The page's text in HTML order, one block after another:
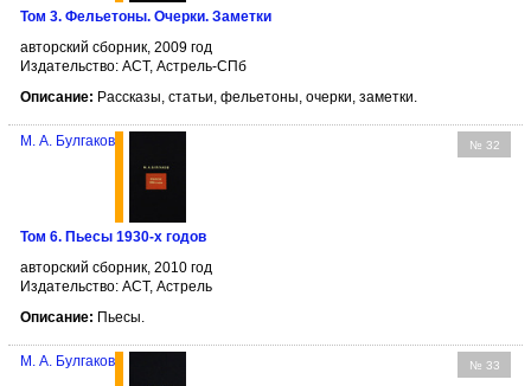
Том 3. Фельетоны. Очерки. Заметки
авторский сборник, 2009 год
Издательство: АСТ, Астрель-СПб
Описание: Рассказы, статьи, фельетоны, очерки, заметки.
№ 32
М. А. Булгаков
Том 6. Пьесы 1930-х годов
авторский сборник, 2010 год
Издательство: АСТ, Астрель
Описание: Пьесы.
№ 33
М. А. Булгаков